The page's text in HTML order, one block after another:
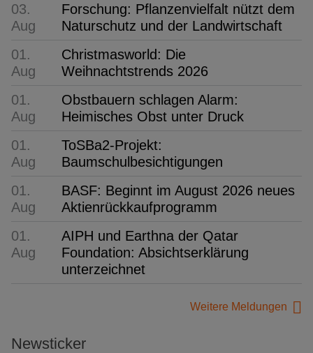
03.
Aug
Forschung: Pflanzenvielfalt nützt dem
Naturschutz und der Landwirtschaft
01.
Aug
Christmasworld: Die
Weihnachtstrends 2026
01.
Aug
Obstbauern schlagen Alarm:
Heimisches Obst unter Druck
01.
Aug
ToSBa2-Projekt:
Baumschulbesichtigungen
01.
Aug
BASF: Beginnt im August 2026 neues
Aktienrückkaufprogramm
01.
Aug
AIPH und Earthna der Qatar
Foundation: Absichtserklärung
unterzeichnet
Weitere Meldungen
Newsticker